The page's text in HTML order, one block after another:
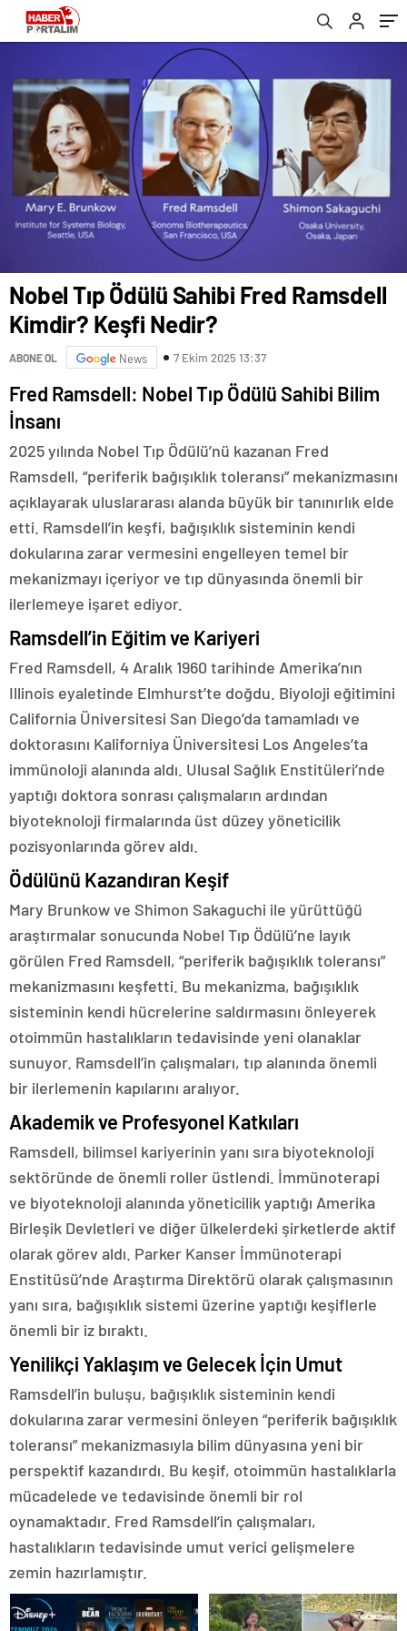
Nobel Tıp Ödülü Sahibi Fred Ramsdell
Kimdir? Keşfi Nedir?
ABONE OL News 7 Ekim 2025 13:37
Fred Ramsdell: Nobel Tıp Ödülü Sahibi Bilim
İnsanı
2025 yılında Nobel Tıp Ödülü’nü kazanan Fred
Ramsdell, “periferik bağışıklık toleransı” mekanizmasını
açıklayarak uluslararası alanda büyük bir tanınırlık elde
etti. Ramsdell’in keşfi, bağışıklık sisteminin kendi
dokularına zarar vermesini engelleyen temel bir
mekanizmayı içeriyor ve tıp dünyasında önemli bir
ilerlemeye işaret ediyor.
Ramsdell’in Eğitim ve Kariyeri
Fred Ramsdell, 4 Aralık 1960 tarihinde Amerika’nın
Illinois eyaletinde Elmhurst’te doğdu. Biyoloji eğitimini
California Üniversitesi San Diego’da tamamladı ve
doktorasını Kaliforniya Üniversitesi Los Angeles’ta
immünoloji alanında aldı. Ulusal Sağlık Enstitüleri’nde
yaptığı doktora sonrası çalışmaların ardından
biyoteknoloji firmalarında üst düzey yöneticilik
pozisyonlarında görev aldı.
Ödülünü Kazandıran Keşif
Mary Brunkow ve Shimon Sakaguchi ile yürüttüğü
araştırmalar sonucunda Nobel Tıp Ödülü’ne layık
görülen Fred Ramsdell, “periferik bağışıklık toleransı”
mekanizmasını keşfetti. Bu mekanizma, bağışıklık
sisteminin kendi hücrelerine saldırmasını önleyerek
otoimmün hastalıkların tedavisinde yeni olanaklar
sunuyor. Ramsdell’in çalışmaları, tıp alanında önemli
bir ilerlemenin kapılarını aralıyor.
Akademik ve Profesyonel Katkıları
Ramsdell, bilimsel kariyerinin yanı sıra biyoteknoloji
sektöründe de önemli roller üstlendi. İmmünoterapi
ve biyoteknoloji alanında yöneticilik yaptığı Amerika
Birleşik Devletleri ve diğer ülkelerdeki şirketlerde aktif
olarak görev aldı. Parker Kanser İmmünoterapi
Enstitüsü’nde Araştırma Direktörü olarak çalışmasının
yanı sıra, bağışıklık sistemi üzerine yaptığı keşiflerle
önemli bir iz bıraktı.
Yenilikçi Yaklaşım ve Gelecek İçin Umut
Ramsdell’in buluşu, bağışıklık sisteminin kendi
dokularına zarar vermesini önleyen “periferik bağışıklık
toleransı” mekanizmasıyla bilim dünyasına yeni bir
perspektif kazandırdı. Bu keşif, otoimmün hastalıklarla
mücadelede ve tedavisinde önemli bir rol
oynamaktadır. Fred Ramsdell’in çalışmaları,
hastalıkların tedavisinde umut verici gelişmelere
zemin hazırlamıştır.